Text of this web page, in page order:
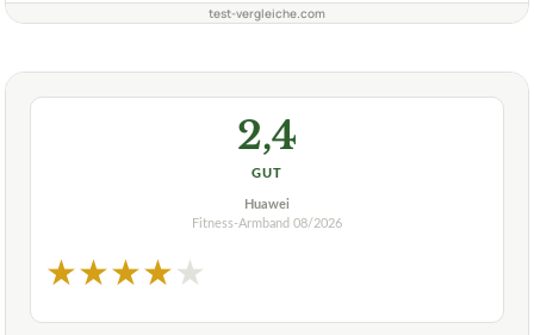
test-vergleiche.com
2,4
GUT
Huawei
Fitness-Armband 08/2026
★★★★★